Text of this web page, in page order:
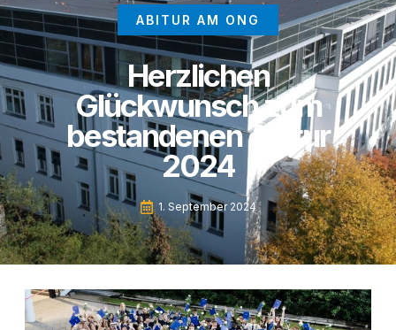
ABITUR AM ONG
Herzlichen
Glückwunsch zum
bestandenen Abitur
2024
1. September 2024